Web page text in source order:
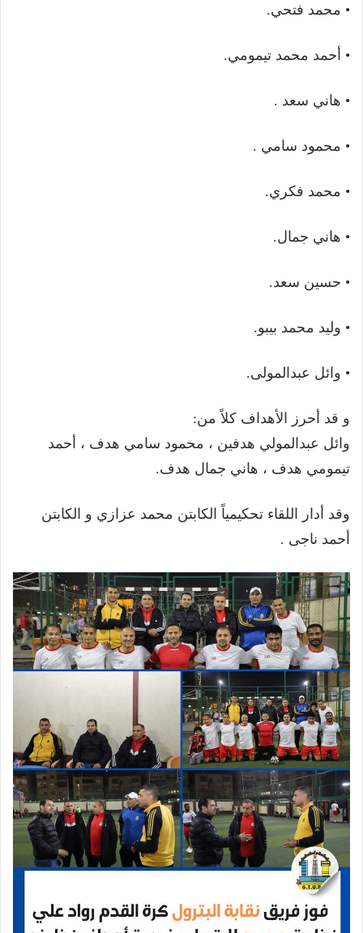
• محمد فتحي.
• أحمد محمد تيمومي.
• هاني سعد .
• محمود سامي .
• محمد فكري.
• هاني جمال.
• حسين سعد.
• وليد محمد بيبو.
• وائل عبدالمولى.
و قد أحرز الأهداف كلاً من:
وائل عبدالمولي هدفين ، محمود سامي هدف ، أحمد
تيمومي هدف ، هاني جمال هدف.
وقد أدار اللقاء تحكيمياً الكابتن محمد عزازي و الكابتن
أحمد ناجى .